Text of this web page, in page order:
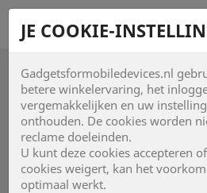

JE COOKIE-
Gadgetsformobiledevices.nl
betere winkelervaring, het
vergemakkelijken en uw
onthouden. De cookies worden
reclame doeleinden.
U kunt deze cookies accepteren
cookies weigert, kan het
optimaal werkt.